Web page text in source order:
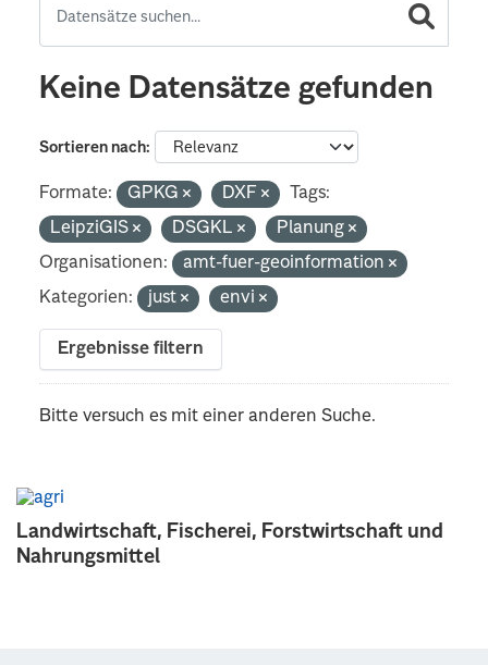
Landwirtschaft, Fischerei, Forstwirtschaft und
Nahrungsmittel
Keine Datensätze gefunden
Sortieren nach
Formate: GPKG DXF
Tags:
LeipziGIS
DSGKL
Planung
Organisationen:
amt-fuer-geoinformation
Kategorien:
just envi
Ergebnisse filtern
Bitte versuch es mit einer anderen Suche.